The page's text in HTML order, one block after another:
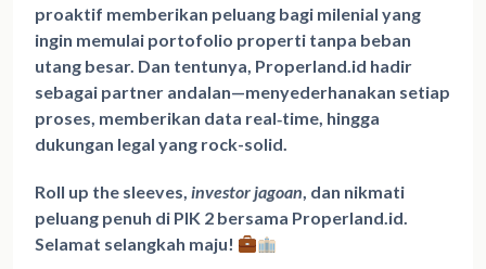
proaktif memberikan peluang bagi milenial yang
ingin memulai portofolio properti tanpa beban
utang besar. Dan tentunya, Properland.id hadir
sebagai partner andalan—menyederhanakan setiap
proses, memberikan data real‑time, hingga
dukungan legal yang rock-solid.
Roll up the sleeves, investor jagoan, dan nikmati
peluang penuh di PIK 2 bersama Properland.id.
Selamat selangkah maju!